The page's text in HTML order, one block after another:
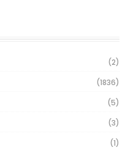
(2)
(1836)
(5)
(3)
(1)